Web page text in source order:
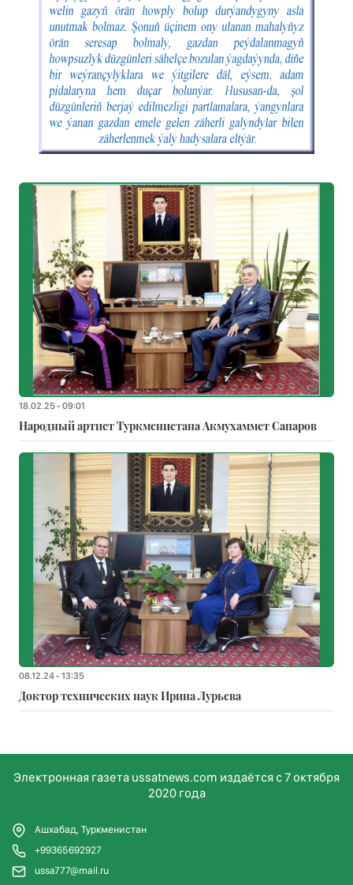
18.02.25 - 09:01
Народный артист Туркменистана Акмухаммет Сапаров
08.12.24 - 13:35
Доктор технических наук Ирина Лурьева
Электронная газета ussatnews.com издаётся с 7 октября
2020 года
Ашхабад, Туркменистан
+99365692927
ussa777@mail.ru